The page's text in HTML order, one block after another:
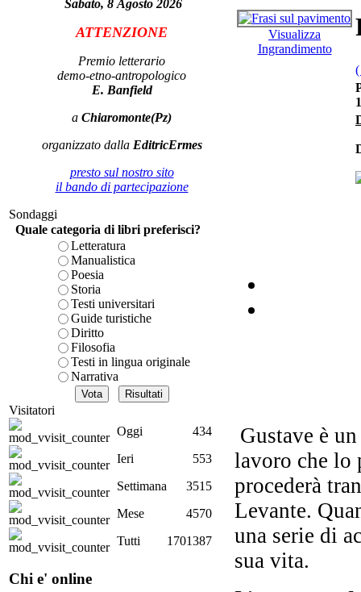
I
Sabato, 8 Agosto 2026
ATTENZIONE
Premio letterario
demo-etno-antropologico
E. Banfield
a Chiaromonte(Pz)
organizzato dalla EditricErmes
presto sul nostro sito
il bando di partecipazione
Sondaggi
Quale categoria di libri preferisci?
Letteratura
Manualistica
Poesia
Storia
Testi universitari
Guide turistiche
Diritto
Filosofia
Testi in lingua originale
Narrativa
Visitatori
Oggi
434
Ieri
553
Settimana
3515
Mese
4570
Tutti
1701387
Chi e' online
Visualizza
Ingrandimento
Gustave è
lavoro che lo
procederà
Levante.
una serie di
sua vita.